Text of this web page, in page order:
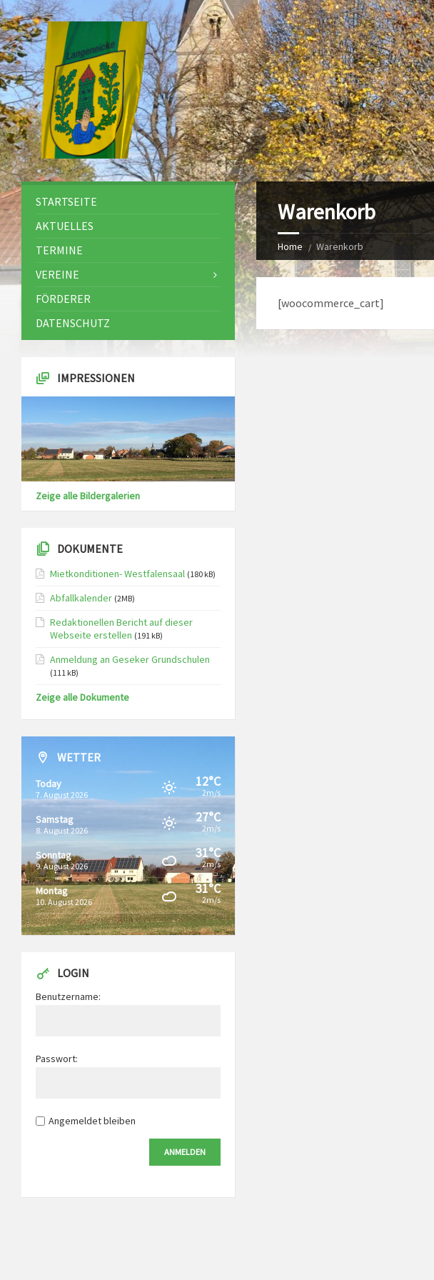
Warenkorb
Home Warenkorb
[woocommerce_cart]
STARTSEITE
AKTUELLES
TERMINE
VEREINE
FÖRDERER
DATENSCHUTZ
IMPRESSIONEN
Zeige alle Bildergalerien
DOKUMENTE
Mietkonditionen- Westfalensaal (180 kB)
Abfallkalender (2MB)
Redaktionellen Bericht auf dieser
Webseite erstellen (191 kB)
Anmeldung an Geseker Grundschulen
(111 kB)
Zeige alle Dokumente
WETTER
Today
7. August 2026
12°C
2m/s
Samstag
8. August 2026
27°C
2m/s
Sonntag
9. August 2026
31°C
2m/s
Montag
10. August 2026
31°C
2m/s
LOGIN
Benutzername:
Passwort:
Angemeldet bleiben
ANMELDEN